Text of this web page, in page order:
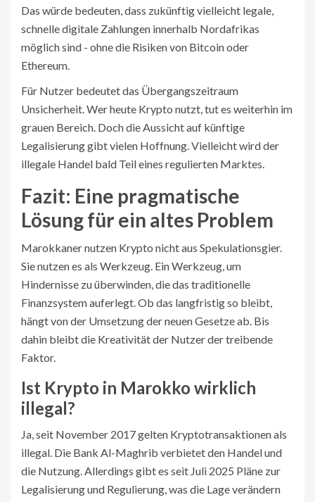
Das würde bedeuten, dass zukünftig vielleicht legale,
schnelle digitale Zahlungen innerhalb Nordafrikas
möglich sind - ohne die Risiken von Bitcoin oder
Ethereum.
Für Nutzer bedeutet das Übergangszeitraum
Unsicherheit. Wer heute Krypto nutzt, tut es weiterhin im
grauen Bereich. Doch die Aussicht auf künftige
Legalisierung gibt vielen Hoffnung. Vielleicht wird der
illegale Handel bald Teil eines regulierten Marktes.
Fazit: Eine pragmatische
Lösung für ein altes Problem
Marokkaner nutzen Krypto nicht aus Spekulationsgier.
Sie nutzen es als Werkzeug. Ein Werkzeug, um
Hindernisse zu überwinden, die das traditionelle
Finanzsystem auferlegt. Ob das langfristig so bleibt,
hängt von der Umsetzung der neuen Gesetze ab. Bis
dahin bleibt die Kreativität der Nutzer der treibende
Faktor.
Ist Krypto in Marokko wirklich
illegal?
Ja, seit November 2017 gelten Kryptotransaktionen als
illegal. Die Bank Al-Maghrib verbietet den Handel und
die Nutzung. Allerdings gibt es seit Juli 2025 Pläne zur
Legalisierung und Regulierung, was die Lage verändern